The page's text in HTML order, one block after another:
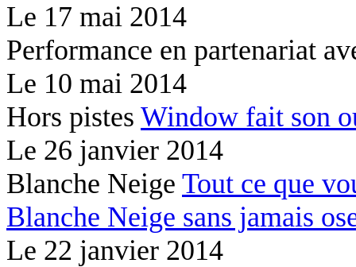
Le 17 mai 2014
Performance en partenariat
Le 10 mai 2014
Hors pistes Window fait son
Le 26 janvier 2014
Blanche Neige Tout ce que
Blanche Neige sans jamais
Le 22 janvier 2014